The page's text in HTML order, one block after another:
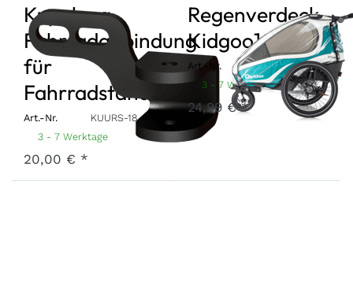
Kupplung
Fahrradanbindung
für
Fahrradständer
Art.-Nr.
KUURS-18
3 - 7 Werktage
20,00 € *
Regenverdeck
Kidgoo1 2019
Art.-Nr.
RSKG1-19
3 - 7 Werktage
24,99 € *